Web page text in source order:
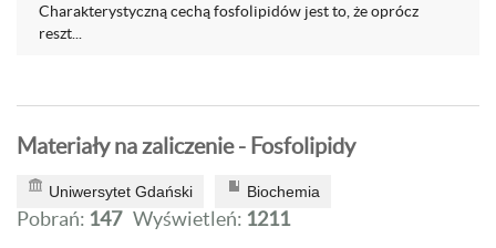
Charakterystyczną cechą fosfolipidów jest to, że oprócz
reszt...
Materiały na zaliczenie - Fosfolipidy
Uniwersytet Gdański Biochemia
Pobrań: 147 Wyświetleń: 1211